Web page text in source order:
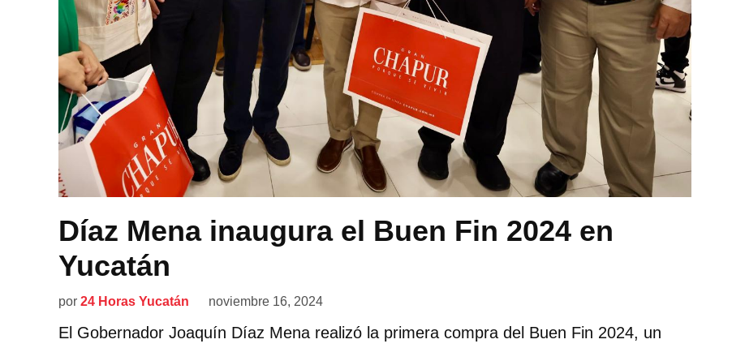
Díaz Mena inaugura el Buen Fin 2024 en
Yucatán
por 24 Horas Yucatán noviembre 16, 2024
El Gobernador Joaquín Díaz Mena realizó la primera compra del Buen Fin 2024, un